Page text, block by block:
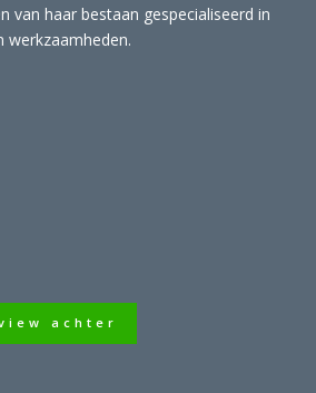
van haar bestaan gespecialiseerd in
werkzaamheden.
achter